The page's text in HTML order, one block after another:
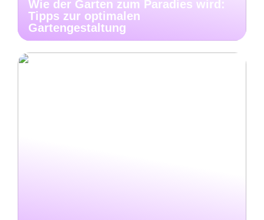
Wie der Garten zum Paradies wird:
Tipps zur optimalen
Gartengestaltung